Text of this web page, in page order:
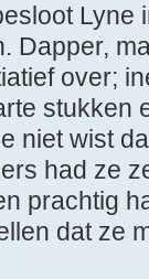
Dapper,
over;
stukken
niet wist
had ze
prachtig
dat ze